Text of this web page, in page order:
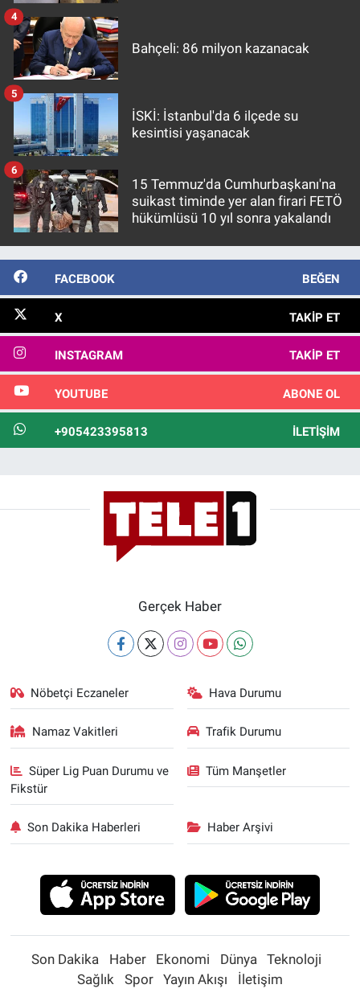
Bahçeli: 86 milyon kazanacak
4
İSKİ: İstanbul'da 6 ilçede su
kesintisi yaşanacak
5
15 Temmuz'da Cumhurbaşkanı'na
suikast timinde yer alan firari FETÖ
hükümlüsü 10 yıl sonra yakalandı
6
FACEBOOK BEĞEN
X TAKIP ET
INSTAGRAM TAKIP ET
YOUTUBE ABONE OL
+905423395813 İLETIŞIM
Gerçek Haber
Nöbetçi Eczaneler Hava Durumu
Namaz Vakitleri Trafik Durumu
Süper Lig Puan Durumu ve
Fikstür
Tüm Manşetler
Son Dakika Haberleri Haber Arşivi
Son Dakika Haber Ekonomi Dünya
Teknoloji
Sağlık
Spor Yayın Akışı İletişim